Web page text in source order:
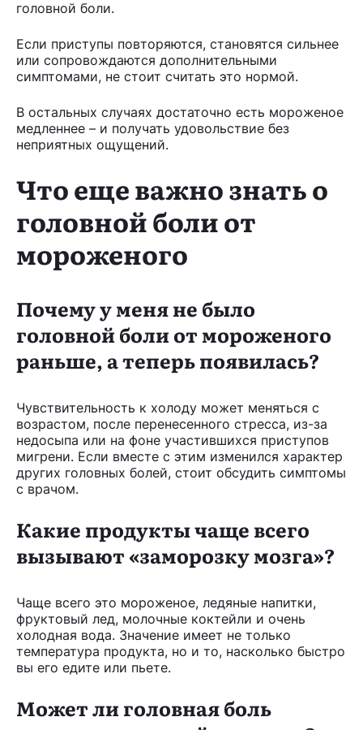
головной боли.
Если приступы повторяются, становятся сильнее
или сопровождаются дополнительными
симптомами, не стоит считать это нормой.
В остальных случаях достаточно есть мороженое
медленнее – и получать удовольствие без
неприятных ощущений.
Что еще важно знать о
головной боли от
мороженого
Почему у меня не было
головной боли от мороженого
раньше, а теперь появилась?
Чувствительность к холоду может меняться с
возрастом, после перенесенного стресса, из-за
недосыпа или на фоне участившихся приступов
мигрени. Если вместе с этим изменился характер
других головных болей, стоит обсудить симптомы
с врачом.
Какие продукты чаще всего
вызывают «заморозку мозга»?
Чаще всего это мороженое, ледяные напитки,
фруктовый лед, молочные коктейли и очень
холодная вода. Значение имеет не только
температура продукта, но и то, насколько быстро
вы его едите или пьете.
Может ли головная боль